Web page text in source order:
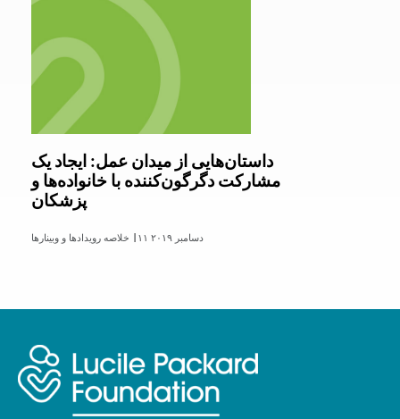
داستان‌هایی از میدان عمل: ایجاد یک
مشارکت دگرگون‌کننده با خانواده‌ها و
پزشکان
۱۱ دسامبر ۲۰۱۹